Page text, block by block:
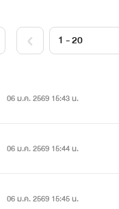
06 ม.ค. 2569 15:43 น.
06 ม.ค. 2569 15:44 น.
06 ม.ค. 2569 15:45 น.